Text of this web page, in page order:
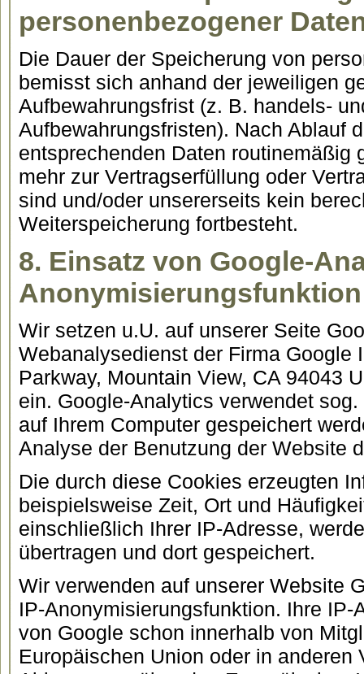
personenbezogener
Die Dauer der Speicherung von
bemisst sich anhand der jeweiligen
Aufbewahrungsfrist (z. B. handels-
Aufbewahrungsfristen). Nach Ablauf
entsprechenden Daten routinemäßig
mehr zur Vertragserfüllung oder
sind und/oder unsererseits kein
Weiterspeicherung fortbesteht.
8. Einsatz von Google-
Anonymisierungsfunktion
Wir setzen u.U. auf unserer Seite
Webanalysedienst der Firma Google
Parkway, Mountain View, CA 94043
ein. Google-Analytics verwendet sog.
auf Ihrem Computer gespeichert
Analyse der Benutzung der Website
Die durch diese Cookies erzeugten
beispielsweise Zeit, Ort und
einschließlich Ihrer IP-Adresse,
übertragen und dort gespeichert.
Wir verwenden auf unserer Website
IP-Anonymisierungsfunktion. Ihre
von Google schon innerhalb von
Europäischen Union oder in anderen